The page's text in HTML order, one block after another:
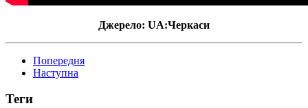
Джерело: UA:Черкаси
Попередня
Наступна
Теги